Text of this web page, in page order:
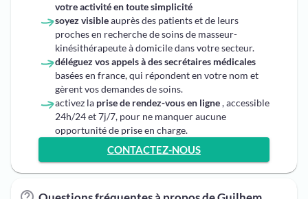
votre activité en toute simplicité
soyez visibleauprès des patients et de leurs
proches en recherche de soins de masseur-
kinésithérapeute à domicile dans votre secteur.
déléguez vos appels à des secrétaires médicales
basées en france, qui répondent en votre nom et
gèrent vos demandes de soins.
activez la prise de rendez-vous en ligne, accessible
24h/24 et 7j/7, pour ne manquer aucune
opportunité de prise en charge.
CONTACTEZ-NOUS